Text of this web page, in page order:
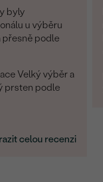
byly
u výběru
přesně podle
a
prsten podle
celou recenzi